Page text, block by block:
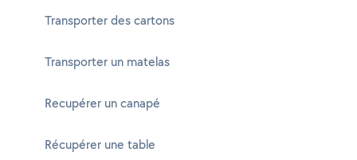
Transporter des cartons
Transporter un matelas
Recupérer un canapé
Récupérer une table